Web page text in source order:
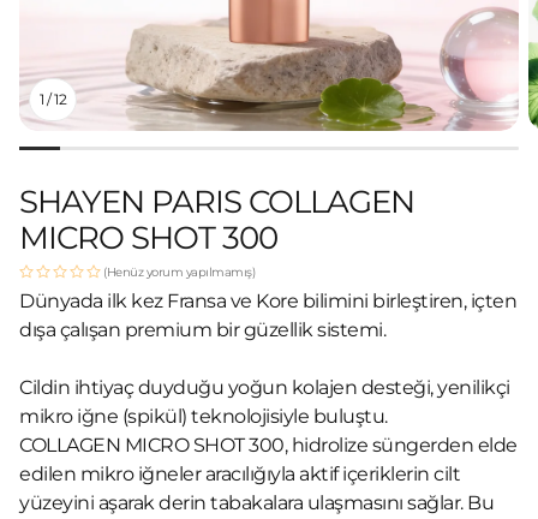
1 /12
SHAYEN PARIS COLLAGEN
MICRO SHOT 300
(Henüz yorum yapılmamış)
Dünyada ilk kez Fransa ve Kore bilimini birleştiren, içten
dışa çalışan premium bir güzellik sistemi.
Cildin ihtiyaç duyduğu yoğun kolajen desteği, yenilikçi
mikro iğne (spikül) teknolojisiyle buluştu.
COLLAGEN MICRO SHOT 300, hidrolize süngerden elde
edilen mikro iğneler aracılığıyla aktif içeriklerin cilt
yüzeyini aşarak derin tabakalara ulaşmasını sağlar. Bu